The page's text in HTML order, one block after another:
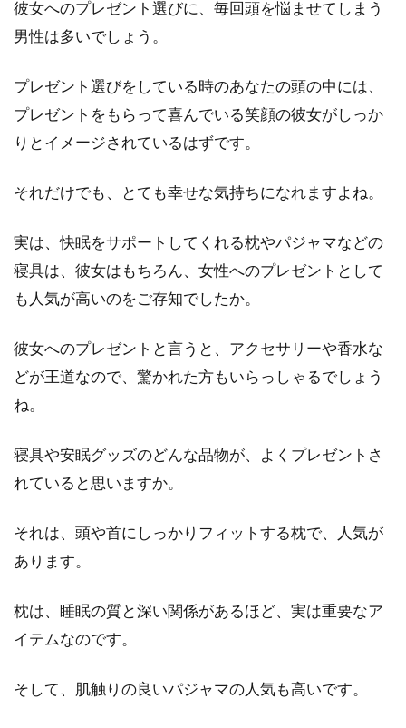
活で身体の不調を解消
が覚めた、という経験がある方もいるのではな
いでしょうか。...
梅雨時に大活躍の布団クリーナー！
今、一番主婦の熱い視線を集めているのが、布
団クリーナーではないでしょうか。しっかり布
心地がとても良いですよね。特にスプリングコ
これで快眠が約束される？低反発マ
すが、その人気の理由として、寝心地が良いこ
彼女へのプレゼント選びに、毎回頭を悩ませてしまう
男性は多いでしょう。
プレゼント選びをしている時のあなたの頭の中には、
プレゼントをもらって喜んでいる笑顔の彼女がしっか
りとイメージされているはずです。
それだけでも、とても幸せな気持ちになれますよね。
実は、快眠をサポートしてくれる枕やパジャマなどの
寝具は、彼女はもちろん、女性へのプレゼントとして
も人気が高いのをご存知でしたか。
彼女へのプレゼントと言うと、アクセサリーや香水な
どが王道なので、驚かれた方もいらっしゃるでしょう
ね。
寝具や安眠グッズのどんな品物が、よくプレゼントさ
れていると思いますか。
それは、頭や首にしっかりフィットする枕で、人気が
あります。
枕は、睡眠の質と深い関係があるほど、実は重要なア
イテムなのです。
そして、肌触りの良いパジャマの人気も高いです。